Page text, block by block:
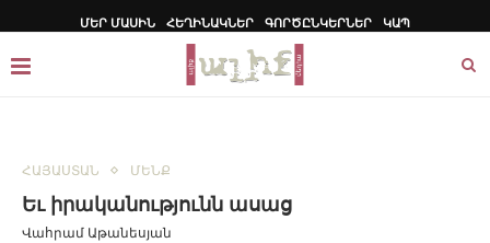
ՄԵՐ ՄԱՍԻՆ ՀԵՂԻՆԱԿՆԵՐ ԳՈՐԾԸՆԿԵՐՆԵՐ ԿԱՊ
ՀԱՅԱՍՏԱՆ ՄԵՆՔ
Եւ իրականությունն ասաց
Վահրամ Աթանեսյան